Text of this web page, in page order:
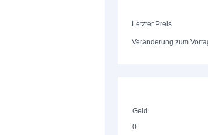
Letzter Preis
Veränderung zum
Geld
0